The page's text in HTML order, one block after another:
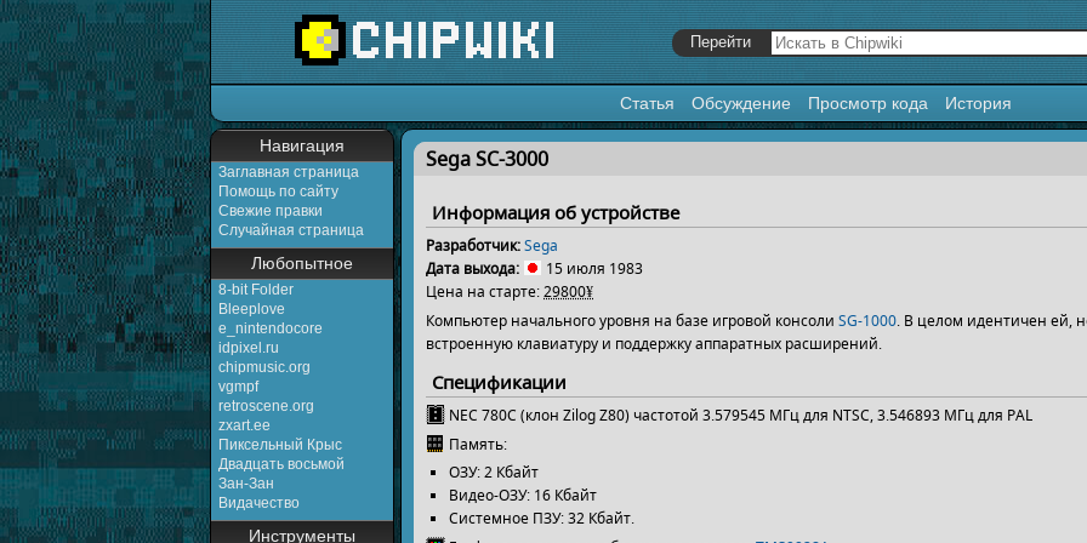
Статья Обсуждение Просмотр кода История
Навигация
Заглавная страница
Помощь по сайту
Свежие правки
Случайная страница
Любопытное
8-bit Folder
Bleeplove
e_nintendocore
idpixel.ru
chipmusic.org
vgmpf
retroscene.org
zxart.ee
Пиксельный Крыс
Двадцать восьмой
Зан-Зан
Видачество
Инструменты
Перейти к:навигация,поиск
Sega SC-3000
Информация об устройстве
Разработчик:Sega
Дата выхода:
15 июля 1983
Цена на старте:29800¥
Компьютер начального уровня на базе игровой консоли SG-1000. В целом идентичен ей,
встроенную клавиатуру и поддержку аппаратных расширений.
Спецификации
NEC 780C (клон Zilog Z80) частотой 3.579545 МГц для NTSC, 3.546893 МГц для PAL
Память:
ОЗУ: 2 Кбайт
Видео-ОЗУ: 16 Кбайт
Системное ПЗУ: 32 Кбайт.